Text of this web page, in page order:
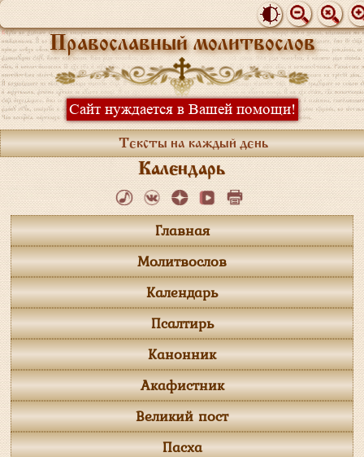
Православный молитвослов
Сайт нуждается в Вашей помощи!
Тексты на каждый день
Календарь
Главная
Молитвослов
Календарь
Псалтирь
Канонник
Акафистник
Великий пост
Пасха